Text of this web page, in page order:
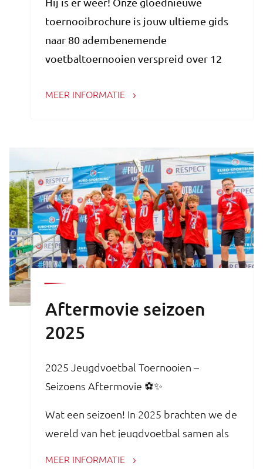
toernooibrochure is jouw ultieme gids
naar 80 adembenemende
voetbaltoernooien verspreid over 12
coach, fanatieke voetbalouder of speler
MEER INFORMATIE
Aftermovie seizoen
2025
2025 Jeugdvoetbal Toernooien –
Seizoens Aftermovie ⚽✨
Wat een seizoen! In 2025 brachten we de
wereld van het jeugdvoetbal samen als
MEER INFORMATIE